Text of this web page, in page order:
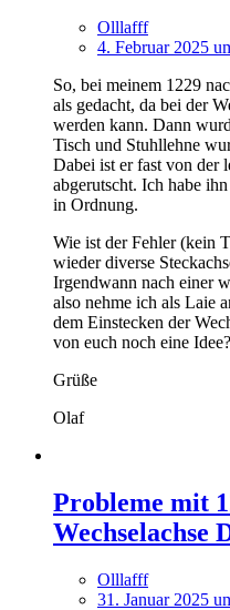
Olllafff
4. Februar 2025
So, bei meinem 1229
als gedacht, da bei der
werden kann. Dann
Tisch und Stuhllehne
Dabei ist er fast von der
abgerutscht. Ich habe
in Ordnung.
Wie ist der Fehler (kein
wieder diverse
Irgendwann nach einer
also nehme ich als Laie
dem Einstecken der
von euch noch eine Idee?
Grüße
Olaf
Probleme mit
Wechselachse
Olllafff
31. Januar 2025